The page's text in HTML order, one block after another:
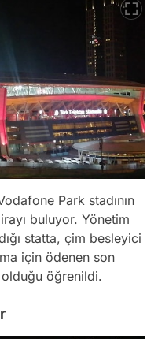
Park stadının
buluyor. Yönetim
statta, çim besleyici
için ödenen son
olduğu öğrenildi.